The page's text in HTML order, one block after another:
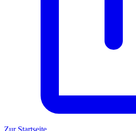
Zur Startseite